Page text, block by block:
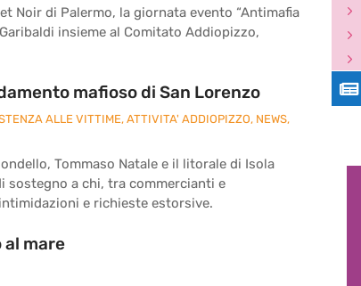
Noir di Palermo, la giornata evento “Antimafia
insieme al Comitato Addiopizzo,
mafioso di San Lorenzo
ALLE VITTIME, ATTIVITA' ADDIOPIZZO, NEWS,
Tommaso Natale e il litorale di Isola
sostegno a chi, tra commercianti e
e richieste estorsive.
mare
5
5
5
